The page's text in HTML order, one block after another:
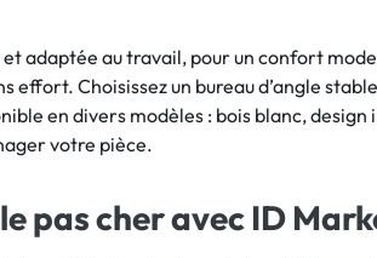
adaptée au travail, pour un confort
effort. Choisissez un bureau d’angle
en divers modèles : bois blanc,
votre pièce.
pas cher avec ID